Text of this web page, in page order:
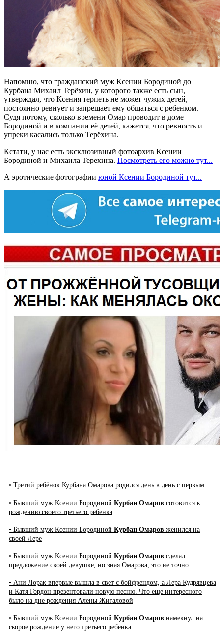
Напомню, что гражданский муж Ксении Бородиной до
Курбана Михаил Терёхин, у которого также есть сын,
утверждал, что Ксения терпеть не может чужих детей,
постоянно ревнует и запрещает ему общаться с ребенком.
Судя потому, сколько времени Омар проводит в доме
Бородиной и в компании её детей, кажется, что ревность и
упреки касались только Терёхина.
Кстати, у нас есть эксклюзивный фотоархив Ксении
Бородиной и Михаила Терехина. Посмотреть его можно тут...
А эротические фотографии юной Ксении Бородиной тут...
• Третий ребёнок Курбана Омарова родился день в день с первым
• Бывший муж Ксении Бородиной Курбан Омаров готовится к
рождению своего третьего ребенка
• Бывший муж Ксении Бородиной Курбан Омаров женился на
своей Лере
• Бывший муж Ксении Бородиной Курбан Омаров сделал
предложение своей девушке, но зная Омарова, это не точно
• Ани Лорак впервые вышла в свет с бойфрендом, а Лера Кудрявцева
и Катя Гордон презентовали новую песню. Что еще интересного
было на дне рождения Алены Жигаловой
• Бывший муж Ксении Бородиной Курбан Омаров намекнул на
скорое рождение у него третьего ребенка